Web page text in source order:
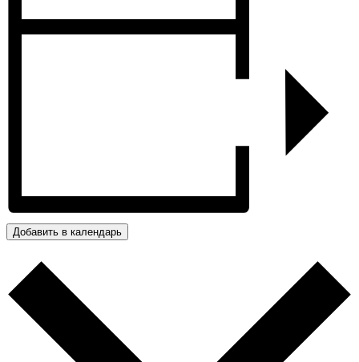
Добавить в календарь